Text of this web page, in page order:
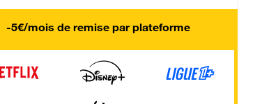
-5€/mois de remise par plateforme